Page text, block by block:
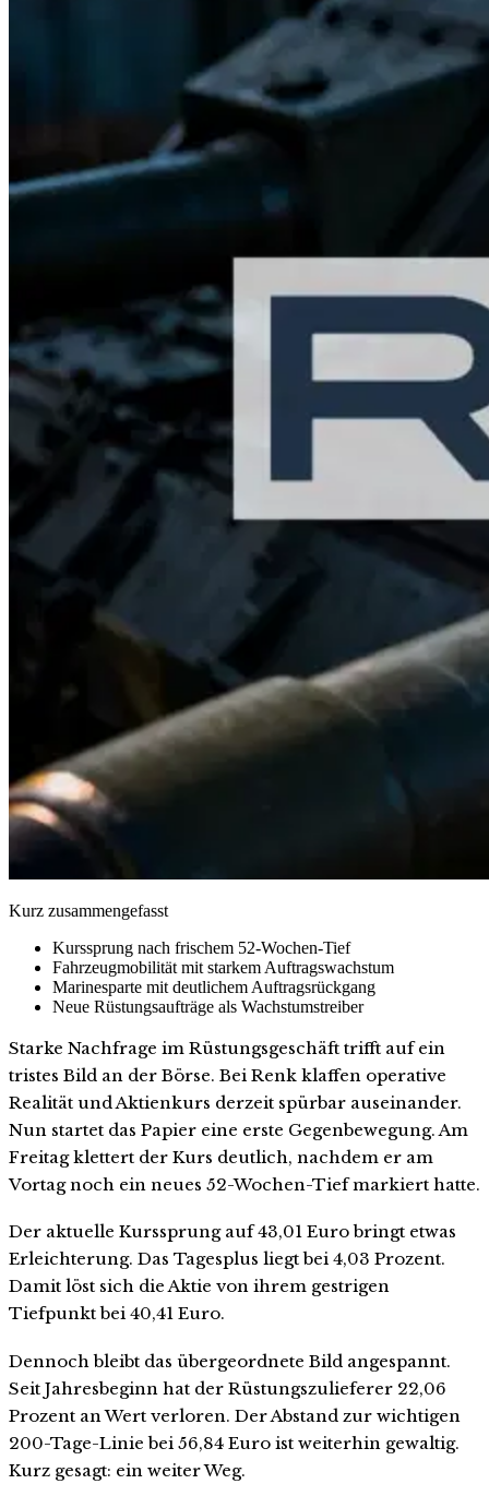
Kurz zusammengefasst
Kurssprung nach frischem 52-Wochen-Tief
Fahrzeugmobilität mit starkem Auftragswachstum
Marinesparte mit deutlichem Auftragsrückgang
Neue Rüstungsaufträge als Wachstumstreiber
Starke Nachfrage im Rüstungsgeschäft trifft auf ein
tristes Bild an der Börse. Bei Renk klaffen operative
Realität und Aktienkurs derzeit spürbar auseinander.
Nun startet das Papier eine erste Gegenbewegung. Am
Freitag klettert der Kurs deutlich, nachdem er am
Vortag noch ein neues 52-Wochen-Tief markiert hatte.
Der aktuelle Kurssprung auf 43,01 Euro bringt etwas
Erleichterung. Das Tagesplus liegt bei 4,03 Prozent.
Damit löst sich die Aktie von ihrem gestrigen
Tiefpunkt bei 40,41 Euro.
Dennoch bleibt das übergeordnete Bild angespannt.
Seit Jahresbeginn hat der Rüstungszulieferer 22,06
Prozent an Wert verloren. Der Abstand zur wichtigen
200-Tage-Linie bei 56,84 Euro ist weiterhin gewaltig.
Kurz gesagt: ein weiter Weg.